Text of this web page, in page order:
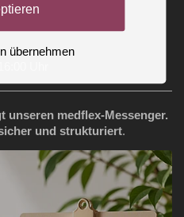
Uhr
unseren medflex‑Messenger.
und strukturiert.
übernehmen